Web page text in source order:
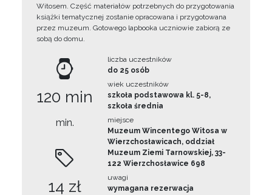
Witosem. Część materiałów potrzebnych do przygotowania
książki tematycznej zostanie opracowana i przygotowana
przez muzeum. Gotowego lapbooka uczniowie zabiorą ze
sobą do domu.
120 min
min.
14 zł
liczba uczestników
do 25 osób
wiek uczestników
szkoła podstawowa kl. 5-8,
szkoła średnia
miejsce
Muzeum Wincentego Witosa w
Wierzchosławicach, oddział
Muzeum Ziemi Tarnowskiej, 33-
122 Wierzchosławice 698
uwagi
wymagana rezerwacja